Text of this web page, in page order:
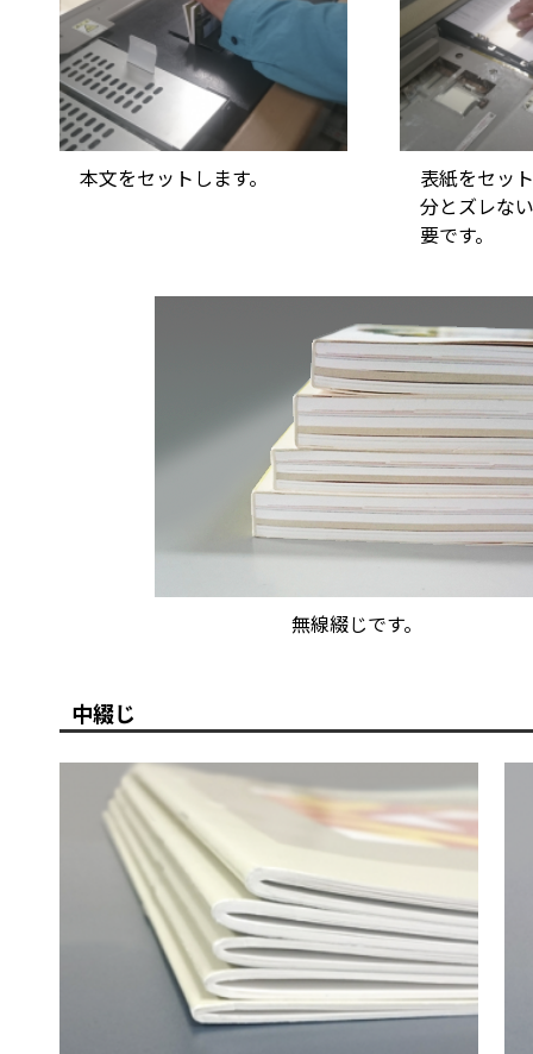
本文をセットします。
表紙をセッ
分とズレな
要です。
無線綴じです。
中綴じ